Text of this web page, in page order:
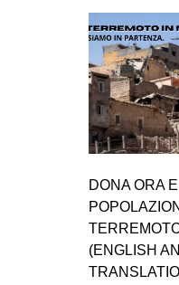
DONA ORA
(ENGLISH